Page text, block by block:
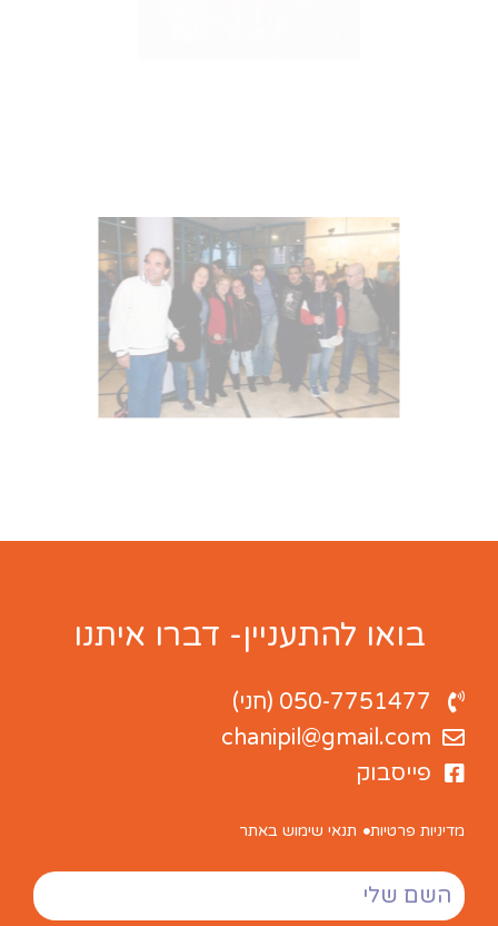
בואו להתעניין- דברו איתנו
050-7751477 (חני)
chanipil@gmail.com
פייסבוק
מדיניות פרטיות תנאי שימוש באתר